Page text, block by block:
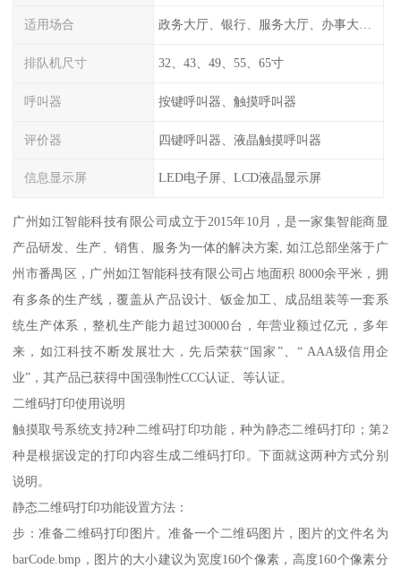
适用场合 政务大厅、银行、服务大厅、办事大厅、行政中心
排队机尺寸 32、43、49、55、65寸
呼叫器 按键呼叫器、触摸呼叫器
评价器 四键呼叫器、液晶触摸呼叫器
信息显示屏 LED电子屏、LCD液晶显示屏
广州如江智能科技有限公司成立于2015年10月，是一家集智能商显
产品研发、生产、销售、服务为一体的解决方案, 如江总部坐落于广
州市番禺区，广州如江智能科技有限公司占地面积 8000余平米，拥
有多条的生产线，覆盖从产品设计、钣金加工、成品组装等一套系
统生产体系，整机生产能力超过30000台，年营业额过亿元，多年
来，如江科技不断发展壮大，先后荣获“国家”、“ AAA级信用企
业”，其产品已获得中国强制性CCC认证、等认证。
二维码打印使用说明
触摸取号系统支持2种二维码打印功能，种为静态二维码打印；第2
种是根据设定的打印内容生成二维码打印。下面就这两种方式分别
说明。
静态二维码打印功能设置方法：
步：准备二维码打印图片。准备一个二维码图片，图片的文件名为
barCode.bmp，图片的大小建议为宽度160个像素，高度160个像素分